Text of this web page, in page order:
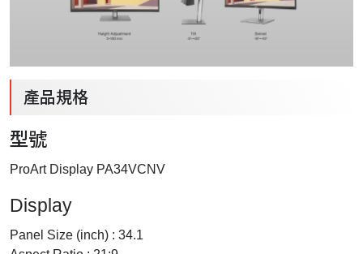
產品規格
型號
ProArt Display PA34VCNV
Display
Panel Size (inch) : 34.1